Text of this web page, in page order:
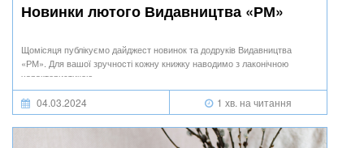
Новинки лютого Видавництва «РМ»
Щомісяця публікуємо дайджест новинок та додруків Видавництва
«РМ». Для вашої зручності кожну книжку наводимо з лаконічною
характеристикою.
04.03.2024 1 хв. на читання